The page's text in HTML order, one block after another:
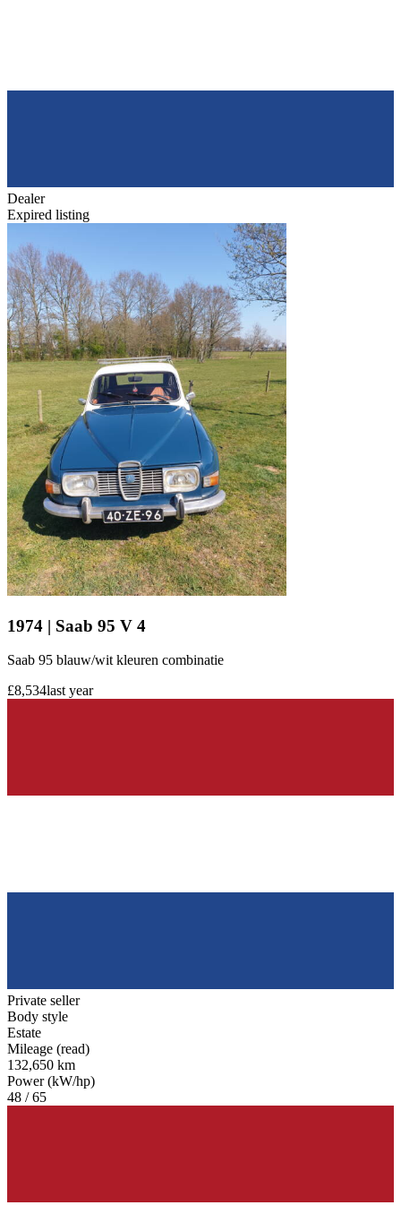
Dealer
Expired listing
1974 | Saab 95 V 4
Saab 95 blauw/wit kleuren combinatie
£8,534last year
Private seller
Body style
Estate
Mileage (read)
132,650 km
Power (kW/hp)
48 / 65